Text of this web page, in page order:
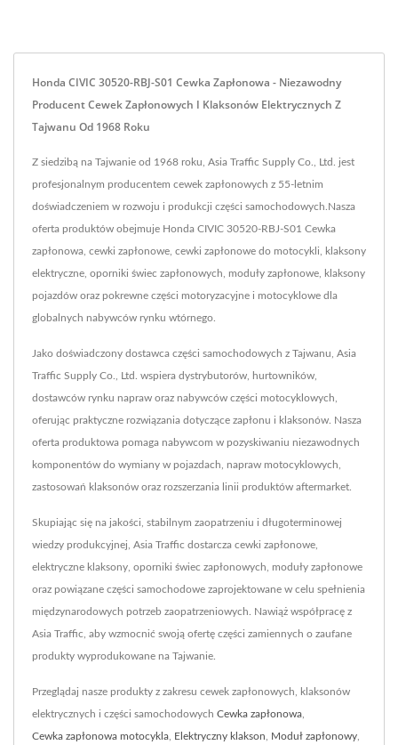
Honda CIVIC 30520-RBJ-S01 Cewka Zapłonowa - Niezawodny
Producent Cewek Zapłonowych I Klaksonów Elektrycznych Z
Tajwanu Od 1968 Roku
Z siedzibą na Tajwanie od 1968 roku, Asia Traffic Supply Co., Ltd. jest
profesjonalnym producentem cewek zapłonowych z 55-letnim
doświadczeniem w rozwoju i produkcji części samochodowych.Nasza
oferta produktów obejmuje Honda CIVIC 30520-RBJ-S01 Cewka
zapłonowa, cewki zapłonowe, cewki zapłonowe do motocykli, klaksony
elektryczne, oporniki świec zapłonowych, moduły zapłonowe, klaksony
pojazdów oraz pokrewne części motoryzacyjne i motocyklowe dla
globalnych nabywców rynku wtórnego.
Jako doświadczony dostawca części samochodowych z Tajwanu, Asia
Traffic Supply Co., Ltd. wspiera dystrybutorów, hurtowników,
dostawców rynku napraw oraz nabywców części motocyklowych,
oferując praktyczne rozwiązania dotyczące zapłonu i klaksonów. Nasza
oferta produktowa pomaga nabywcom w pozyskiwaniu niezawodnych
komponentów do wymiany w pojazdach, napraw motocyklowych,
zastosowań klaksonów oraz rozszerzania linii produktów aftermarket.
Skupiając się na jakości, stabilnym zaopatrzeniu i długoterminowej
wiedzy produkcyjnej, Asia Traffic dostarcza cewki zapłonowe,
elektryczne klaksony, oporniki świec zapłonowych, moduły zapłonowe
oraz powiązane części samochodowe zaprojektowane w celu spełnienia
międzynarodowych potrzeb zaopatrzeniowych. Nawiąż współpracę z
Asia Traffic, aby wzmocnić swoją ofertę części zamiennych o zaufane
produkty wyprodukowane na Tajwanie.
Przeglądaj nasze produkty z zakresu cewek zapłonowych, klaksonów
elektrycznych i części samochodowych Cewka zapłonowa
Cewka zapłonowa motocykla Elektryczny klakson Moduł zapłonowy